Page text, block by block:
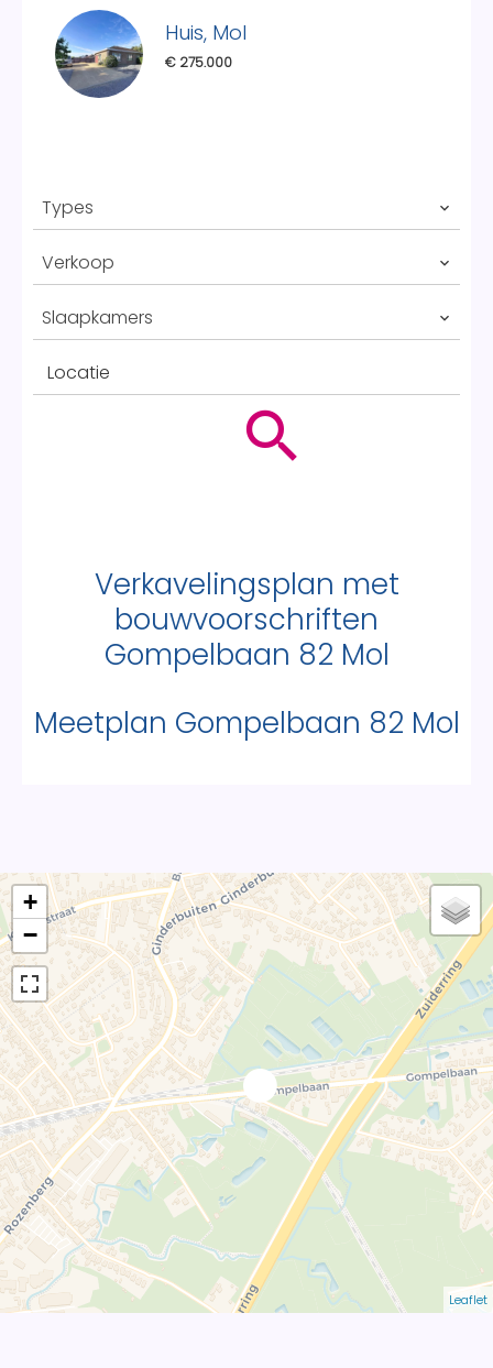
Huis, Mol
€ 275.000
Types
Verkoop
Slaapkamers
Locatie
Verkavelingsplan met
bouwvoorschriften
Gompelbaan 82 Mol
Meetplan Gompelbaan 82 Mol
+
−
Leaflet